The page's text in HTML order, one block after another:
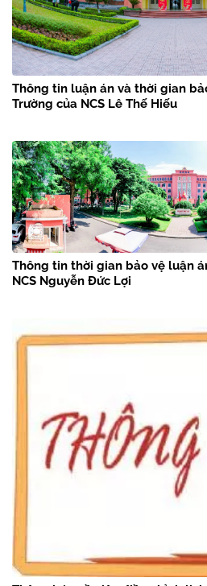
Thông tin luận án và thời gian
Trường của NCS Lê Thế Hiếu
Thông tin thời gian bảo vệ luận
NCS Nguyễn Đức Lợi